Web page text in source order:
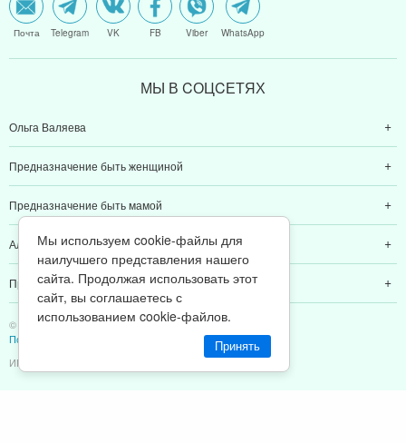
Почта Telegram VK FB Viber WhatsApp
МЫ В CОЦCЕТЯХ
Ольга Валяева
Предназначение быть женщиной
Предназначение быть мамой
Алексей Валяев
Предназначение быть папой
© 2011-2026 Предназначение быть Женщиной
Политика конфиденциальности
ИП Валяев А. В. | ИНН 380111808709
Мы используем cookie-файлы для
наилучшего представления нашего
сайта. Продолжая использовать этот
сайт, вы соглашаетесь с
использованием cookie-файлов.
Принять